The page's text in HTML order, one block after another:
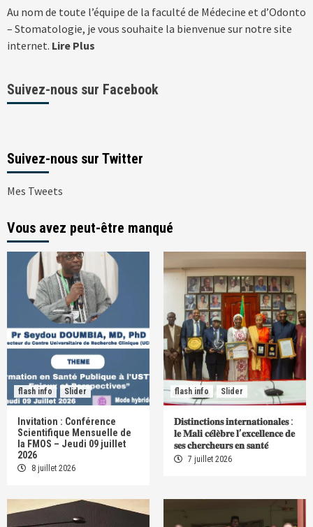
Au nom de toute l’équipe de la faculté de Médecine et d’Odonto
– Stomatologie, je vous souhaite la bienvenue sur notre site
internet. Lire Plus
Suivez-nous sur Facebook
Suivez-nous sur Twitter
Mes Tweets
Vous avez peut-être manqué
flash info Slider
Invitation : Conférence
Scientifique Mensuelle de
la FMOS – Jeudi 09 juillet
2026
8 juillet 2026
flash info Slider
𝐃𝐢𝐬𝐭𝐢𝐧𝐜𝐭𝐢𝐨𝐧𝐬 𝐢𝐧𝐭𝐞𝐫𝐧𝐚𝐭𝐢𝐨𝐧𝐚𝐥𝐞𝐬 :
𝐥𝐞 𝐌𝐚𝐥𝐢 𝐜𝐞́𝐥𝐞̀𝐛𝐫𝐞 𝐥’𝐞𝐱𝐜𝐞𝐥𝐥𝐞𝐧𝐜𝐞 𝐝𝐞
𝐬𝐞𝐬 𝐜𝐡𝐞𝐫𝐜𝐡𝐞𝐮𝐫𝐬 𝐞𝐧 𝐬𝐚𝐧𝐭𝐞́
7 juillet 2026